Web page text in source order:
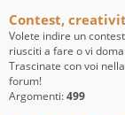
Contest,
Volete indire un
riusciti a fare o vi
Trascinate con voi
forum!
Argomenti:499